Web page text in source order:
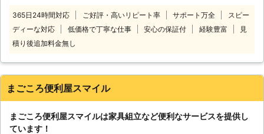
などが起きてしまう事です。東海地震
がいつ来るか分からないこの地域で
は、防災面からも特に大型の家具に関
があります。お困りの際には、ぜひ便
利屋マルエムまでご連絡ください。
ます。 ※只今、新型コロナウイルス感
染防止のため、マスク着用にてご訪問
でお見積りをしていますのでご安心く
話ください。 コールセンターのスタ
ッフがお客様のお悩みをお聞きしま
ほしい」 「説明書を見ても家具の組
り、お悩みのお客様はぜひ家具移動組
立110番をご利用ください。 大きくて
365日24時間対応 ご好評・高いリピート率 サポート万全
スピー
ディーな対応
低価格で丁寧な仕事 安心の保証付 経験豊富
見
積り後追加料金無し
まごころ便利屋スマイル
まごころ便利屋スマイルは家具組立など便利なサービスを提供し
ています！